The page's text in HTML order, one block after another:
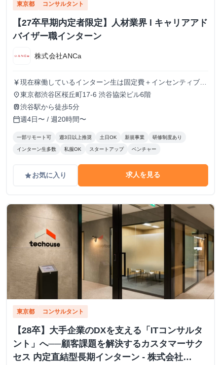
東京都 コンサルタント
【27卒早期内定者限定】人材業界 l キャリアアド
バイザー職インターン
株式会社ANCa
currency_yen 現在稼働しているインターン生は固定費＋インセンティブ＋
交通費支給により 月10万円前後お支払いしています。 ▼条
件詳細 固定給（月5万円～）+インセンティブ 【固定給につ
いて】 稼働時間や面談実施件数、スキル/ポテンシャルに応
じて決定致します。（昇給あり） ※評価制度の詳細は面談
時にもご説明させていただきます。 【インセンティブ】 採
place東京都渋谷区桜丘町17-6 渋谷協栄ビル6階
train渋谷駅から徒歩5分
calendar_today週4日〜 / 週20時間〜
一部リモート可 週3日以上推奨 土日OK 新規事業 研修制度あり
インターン生多数 私服OK スタートアップ ベンチャー
gradeお気に入り 求人を見る
東京都 コンサルタント
【28卒】大手企業のDXを支える「ITコンサルタ
ント」へ──顧客課題を解決するカスタマーサク
セス 内定直結型長期インターン - 株式会社